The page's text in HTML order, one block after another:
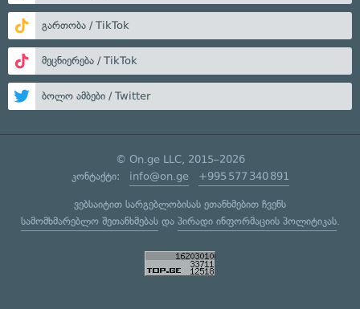
გართობა / TikTok
მეცნიერება / TikTok
ბოლო ამბები / Twitter
© On.ge LLC, 2015–2026
კონტაქტი: info@on.ge +995 577 340 891
ვებსაიტით სარგებლობისას ეთანხმებით ჩვენს
სამომხმარებლო შეთანხმებასდა პირადი ინფორმაციის პოლიტიკას.